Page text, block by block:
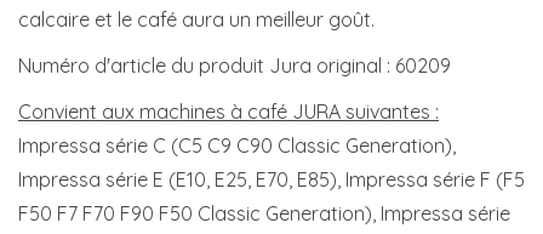
calcaire et le café aura un meilleur goût.
Numéro d'article du produit Jura original : 60209
Convient aux machines à café JURA suivantes :
Impressa série C (C5 C9 C90 Classic Generation),
Impressa série E (E10, E25, E70, E85), Impressa série F (F5
F50 F7 F70 F90 F50 Classic Generation), Impressa série